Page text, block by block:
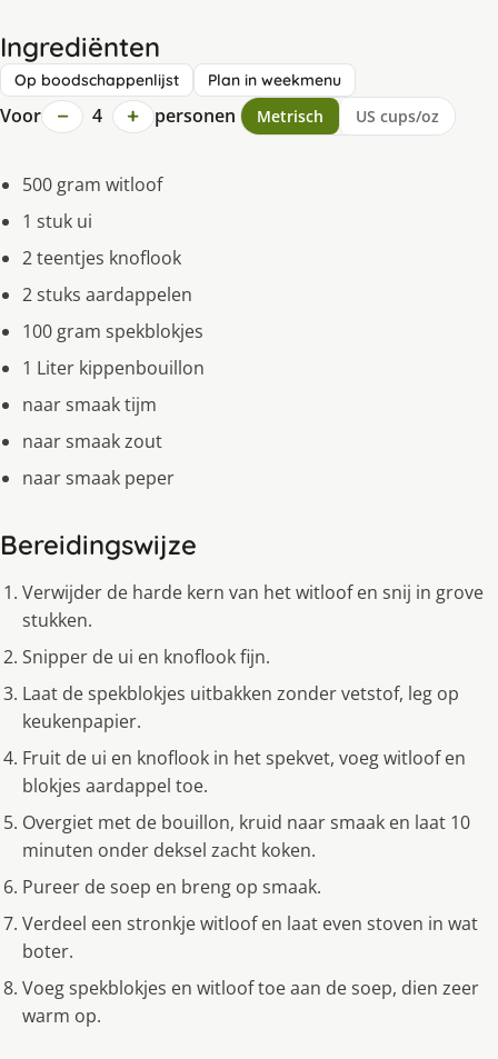
Ingrediënten
Op boodschappenlijst Plan in weekmenu
Voor − 4 + personen Metrisch US cups/oz
500 gram witloof
1 stuk ui
2 teentjes knoflook
2 stuks aardappelen
100 gram spekblokjes
1 Liter kippenbouillon
naar smaak tijm
naar smaak zout
naar smaak peper
Bereidingswijze
Verwijder de harde kern van het witloof en snij in grove
stukken.
Snipper de ui en knoflook fijn.
Laat de spekblokjes uitbakken zonder vetstof, leg op
keukenpapier.
Fruit de ui en knoflook in het spekvet, voeg witloof en
blokjes aardappel toe.
Overgiet met de bouillon, kruid naar smaak en laat 10
minuten onder deksel zacht koken.
Pureer de soep en breng op smaak.
Verdeel een stronkje witloof en laat even stoven in wat
boter.
Voeg spekblokjes en witloof toe aan de soep, dien zeer
warm op.